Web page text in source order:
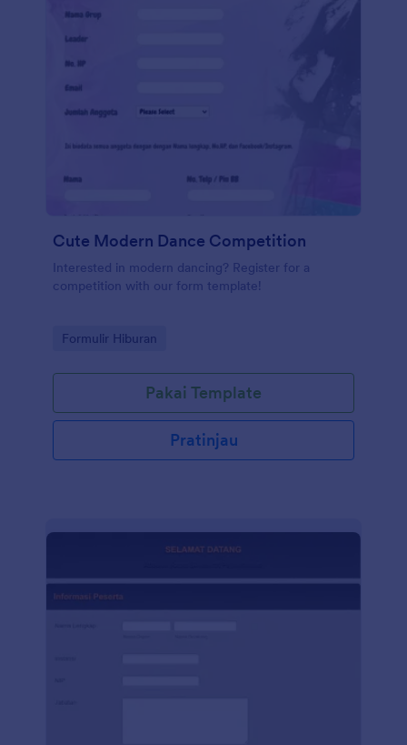
Cute Modern Dance Competition
Interested in modern dancing? Register for a
competition with our form template!
Go to Category:
Formulir Hiburan
Pakai Template
Pratinjau